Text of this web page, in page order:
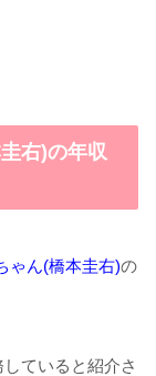
右)の年収
ゃん(橋本圭右)の
ていると紹介さ